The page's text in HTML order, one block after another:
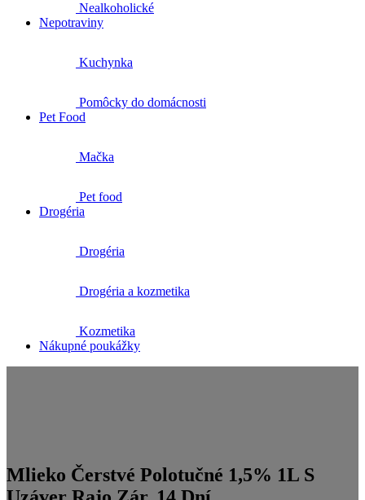
Nealkoholické
Nepotraviny
Kuchynka
Pomôcky do domácnosti
Pet Food
Mačka
Pet food
Drogéria
Drogéria
Drogéria a kozmetika
Kozmetika
Nákupné poukážky
Mlieko Čerstvé Polotučné 1,5% 1L S